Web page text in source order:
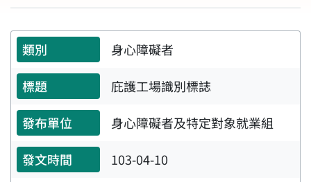
身心障礙者
庇護工場識別標誌
身心障礙者及特定對象就業組
103-04-10